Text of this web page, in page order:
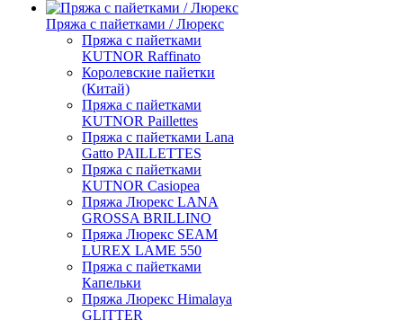
Пряжа с пайетками / Люрекс
Пряжа с пайетками
KUTNOR Raffinato
Королевские пайетки
(Китай)
Пряжа с пайетками
KUTNOR Paillettes
Пряжа с пайетками Lana
Gatto PAILLETTES
Пряжа с пайетками
KUTNOR Casiopea
Пряжа Люрекс LANA
GROSSA BRILLINO
Пряжа Люрекс SEAM
LUREX LAME 550
Пряжа с пайетками
Капельки
Пряжа Люрекс Himalaya
GLITTER